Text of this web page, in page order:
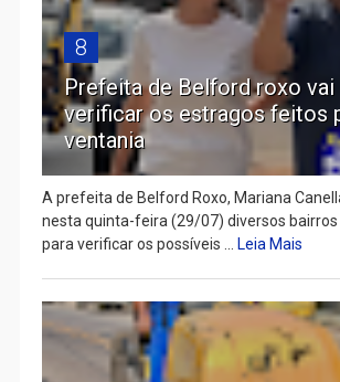
8
Prefeita de Belford roxo vai
verificar os estragos feitos
ventania
A prefeita de Belford Roxo, Mariana
nesta quinta-feira (29/07) diversos bairros
para verificar os possíveis ... Leia Mais